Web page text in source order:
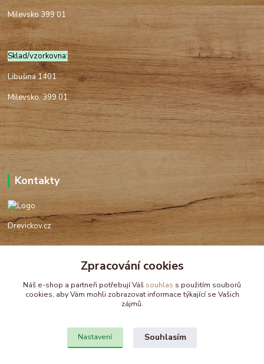
Milevsko 399 01
Sklad/vzorkovna:
Libušina 1401
Milevsko, 399 01
Kontakty
Drevickov.cz
+420 732 488 676
drevickov@drevickov.cz, info@drevickov.cz
Zpracování cookies
Náš e-shop a partneři potřebují Váš souhlas s použitím souborů
cookies, aby Vám mohli zobrazovat informace týkající se Vašich
zájmů.
Nastavení Souhlasím